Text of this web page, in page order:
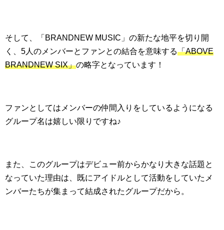
そして、「BRANDNEW MUSIC」の新たな地平を切り開
く、5人のメンバーとファンとの結合を意味する「ABOVE
BRANDNEW SIX」の略字となっています！
ファンとしてはメンバーの仲間入りをしているようになる
グループ名は嬉しい限りですね♪
また、このグループはデビュー前からかなり大きな話題と
なっていた理由は、既にアイドルとして活動をしていたメ
ンバーたちが集まって結成されたグループだから。